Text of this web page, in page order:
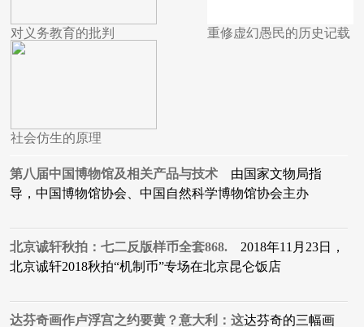
对义务教育的批判
社会仿生的原理
重修虚幻愚民的历史记载
第八届中国博物馆及相关产品与技术 由国家文物局指
导，中国博物馆协会、中国自然科学博物馆协会主办
北京诚轩秋拍：七二反版样币全套868. 2018年11月23日，
北京诚轩2018秋拍“机制币”专场在北京昆仑饭店
达芬奇画作卢浮宫之约要黄？意大利：这达芬奇的三幅画